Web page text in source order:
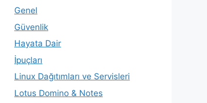
Genel
Güvenlik
Hayata Dair
İpuçları
Linux Dağıtımları ve Servisleri
Lotus Domino & Notes